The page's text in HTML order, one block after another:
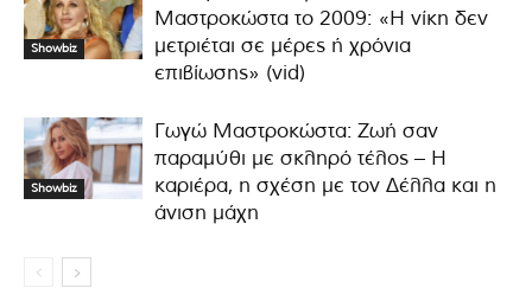
Showbiz
Μαστροκώστα το 2009: «Η νίκη δεν
μετριέται σε μέρες ή χρόνια
επιβίωσης» (vid)
Showbiz
Γωγώ Μαστροκώστα: Ζωή σαν
παραμύθι με σκληρό τέλος – Η
καριέρα, η σχέση με τον Δέλλα και η
άνιση μάχη